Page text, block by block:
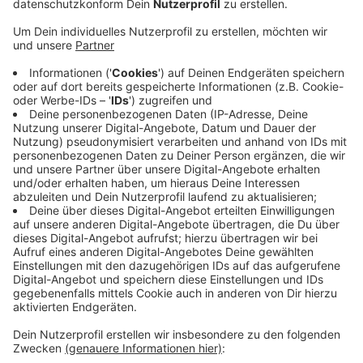
Neben einer neuen Fahrbahndecke werden auch neue
Markierungen aufgetragen, die den Radweg deutlich
hervorheben. Außerdem stellt die Stadt neue
Fahrradbügel auf, an denen wir unsere Räder abstellen
können. Die Arbeiten sind Teil des Krefelder
Radwegeprogramms und werden rund 230.000 Euro
kosten. Richtung Frühjahr kommenden Jahres soll die
Sanierung des Radwegs auf der Oppumer Straße durch
sein. Bis dahin kann es in dem Bereich zu
Verkehrsbehinderungen kommen.